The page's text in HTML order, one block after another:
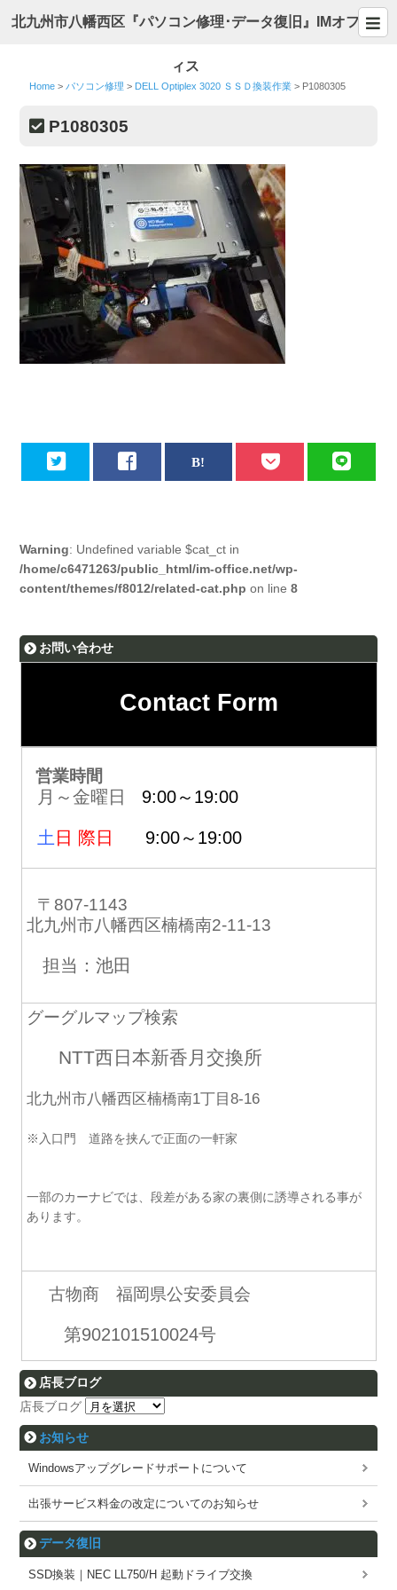
北九州市八幡西区『パソコン修理･データ復旧』IMオフ
ィス
Home > パソコン修理 > DELL Optiplex 3020 ＳＳＤ換装作業 > P1080305
P1080305
Warning: Undefined variable $cat_ct in
/home/c6471263/public_html/im-office.net/wp-
content/themes/f8012/related-cat.php on line8
お問い合わせ
Contact Form
営業時間
月～金曜日 9:00～19:00
土 日 際日 9:00～19:00
〒807-1143
北九州市八幡西区楠橋南2-11-13
担当：池田
グーグルマップ検索
NTT西日本新香月交換所
北九州市八幡西区楠橋南1丁目8-16
※入口門 道路を挟んで正面の一軒家
一部のカーナビでは、段差がある家の裏側に誘導される事が
あります。
古物商 福岡県公安委員会
第902101510024号
店長ブログ
店長ブログ
お知らせ
Windowsアップグレードサポートについて
出張サービス料金の改定についてのお知らせ
データ復旧
SSD換装｜NEC LL750/H 起動ドライブ交換